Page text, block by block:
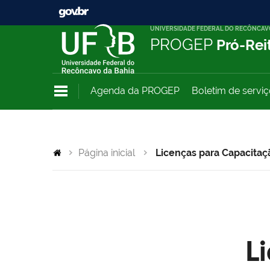
UNIVERSIDADE FEDERAL DO
PROGEP Pró-
Agenda da PROGEP Boletim de
Página inicial Licenças para